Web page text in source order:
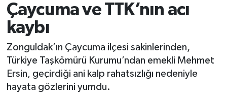
Çaycuma ve TTK’nın acı
kaybı
Zonguldak’ın Çaycuma ilçesi sakinlerinden,
Türkiye Taşkömürü Kurumu’ndan emekli Mehmet
Ersin, geçirdiği ani kalp rahatsızlığı nedeniyle
hayata gözlerini yumdu.
GÜNCEL
SİYASET
RESMİ İLAN
GENEL
SPOR
SİYASET
Tüm Manşetler
Son Dakika Haberleri
Haber Arşivi